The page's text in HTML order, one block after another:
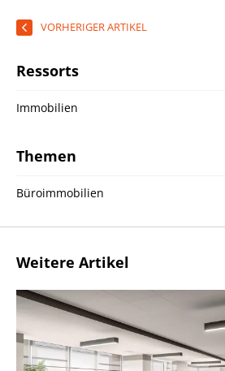
VORHERIGER ARTIKEL
Ressorts
Immobilien
Themen
Büroimmobilien
Weitere Artikel